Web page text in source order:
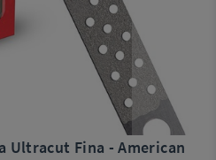
Ultracut Fina - American